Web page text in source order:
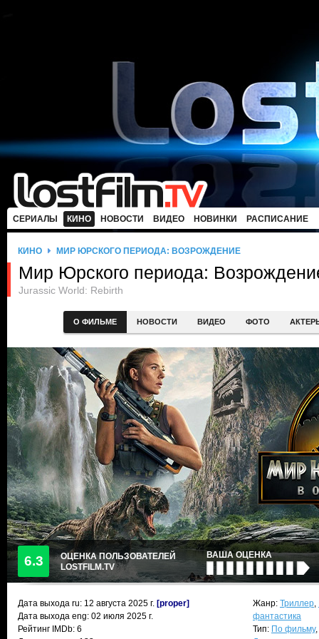
СЕРИАЛЫ КИНО НОВОСТИ ВИДЕО НОВИНКИ РАСПИСАНИЕ
КИНО МИР ЮРСКОГО ПЕРИОДА: ВОЗРОЖДЕНИЕ
Мир Юрского периода:
Jurassic World: Rebirth
О ФИЛЬМЕ НОВОСТИ ВИДЕО ФОТО
6.3
ОЦЕНКА ПОЛЬЗОВАТЕЛЕЙ
LOSTFILM.TV
ВАША ОЦЕНКА
Дата выхода ru: 12 августа 2025 г. [proper]
Дата выхода eng: 02 июля 2025 г.
Рейтинг IMDb: 6
Жанр: Триллер,
фантастика
Тип: По фильму,